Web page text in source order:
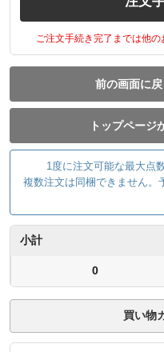
ご注文手続き完了までは他の
前の画面に
トップページ
1度に注文可能な最大点
複数注文は同梱できません。
小計
0
買い物